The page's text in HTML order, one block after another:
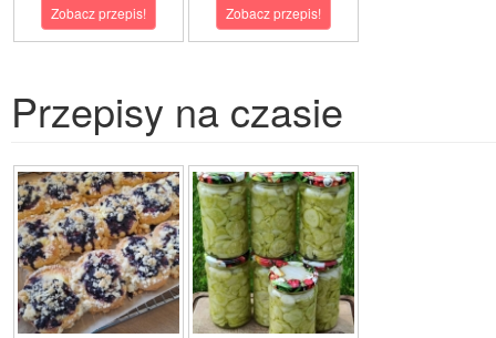
Zobacz przepis! Zobacz przepis!
Przepisy na czasie